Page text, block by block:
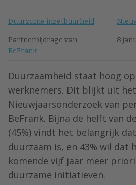
Duurzame inzetbaarheid
Partnerbijdrage van:
BeFrank
8
Duurzaamheid staat hoog
werknemers. Dit blijkt uit
Nieuwjaarsonderzoek van
BeFrank. Bijna de helft van
(45%) vindt het belangrijk
duurzaam is, en 43% wil dat
komende vijf jaar meer
duurzame initiatieven.